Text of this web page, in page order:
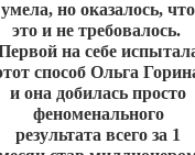
умела, но оказалось, что
это и не требовалось.
на себе
способ Ольга
и она добилась просто
феноменального
результата всего за 1